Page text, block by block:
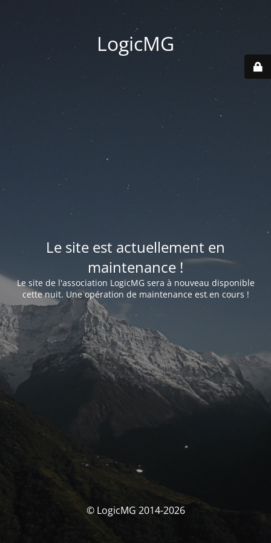
LogicMG
Le site est actuellement en
maintenance !
Le site de l'association LogicMG sera à nouveau disponible
cette nuit. Une opération de maintenance est en cours !
© LogicMG 2014-2026